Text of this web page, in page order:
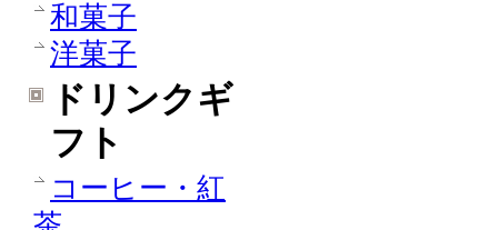
和菓子
洋菓子
ドリンクギ
フト
コーヒー・紅